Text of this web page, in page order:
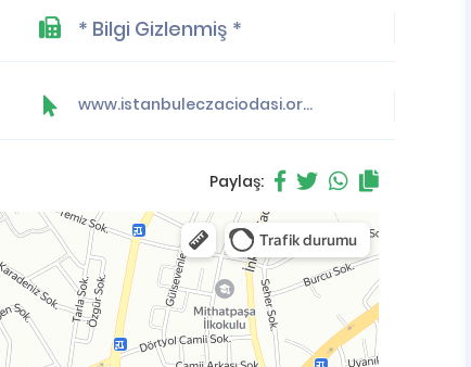
* Bilgi Gizlenmiş *
www.istanbuleczaciodasi.org.tr
Paylaş: